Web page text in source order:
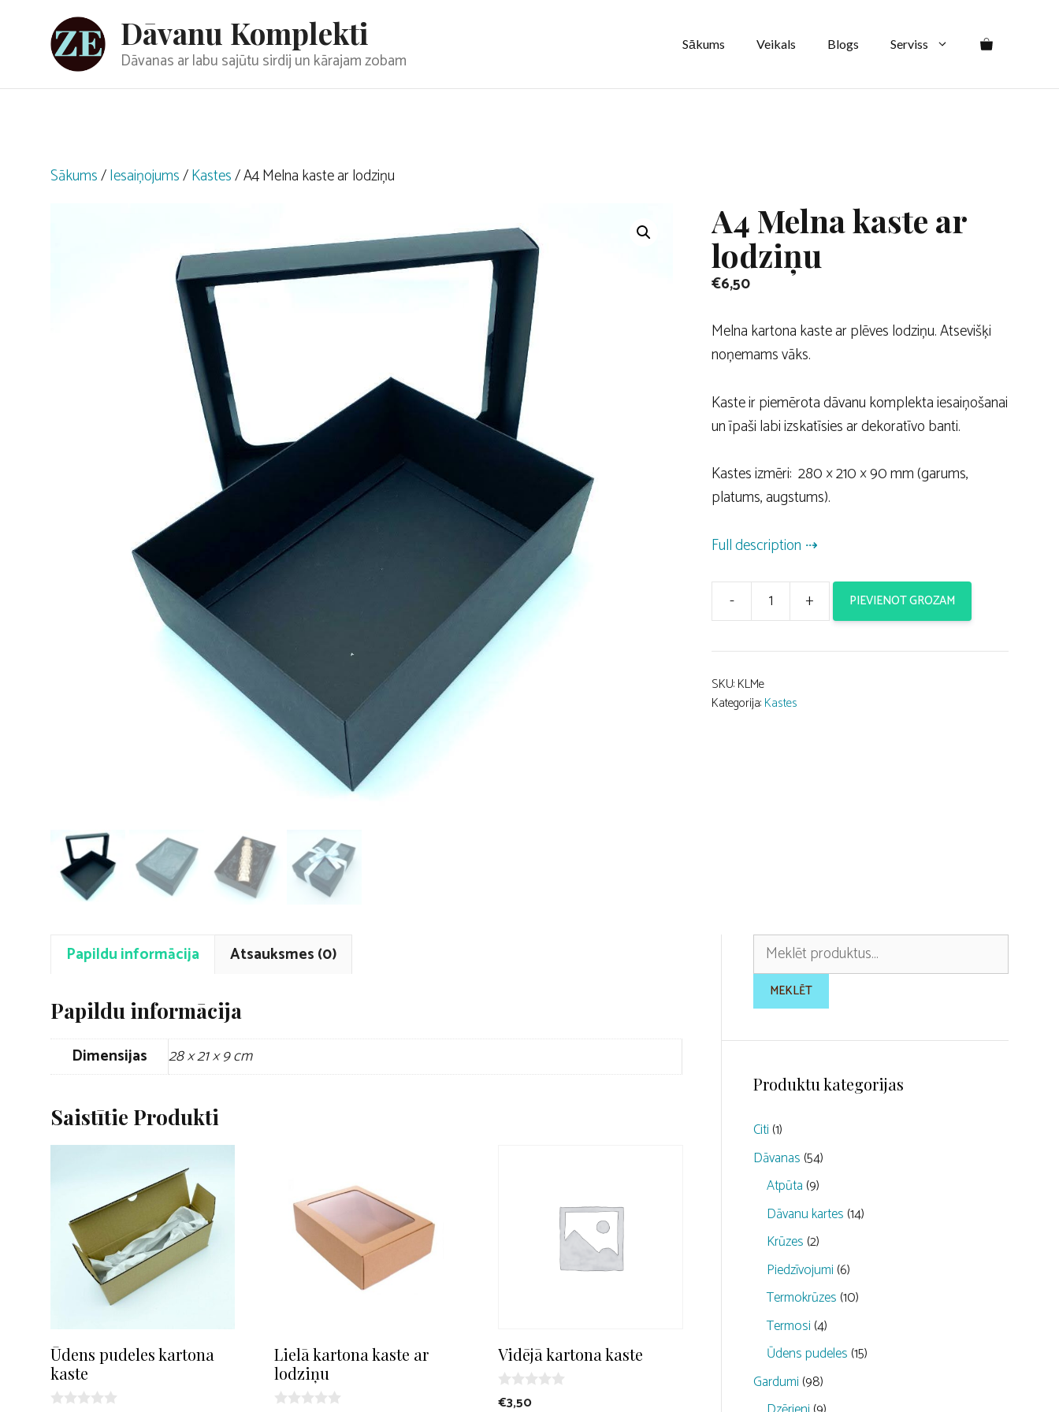
Dāvanu Komplekti
Dāvanas ar labu sajūtu sirdij un kārajam zobam
Sākums Veikals Blogs Serviss
Sākums/Iesaiņojums/Kastes/ A4 Melna kaste ar lodziņu
A4 Melna kaste ar
lodziņu
€6,50
Melna kartona kaste ar plēves lodziņu. Atsevišķi
noņemams vāks.
Kaste ir piemērota dāvanu komplekta iesaiņošanai
un īpaši labi izskatīsies ar dekoratīvo banti.
Kastes izmēri: 280 × 210 × 90 mm (garums,
platums, augstums).
Full description
-
kaste
ar
lodziņu
+ PIEVIENOT GROZAM
SKU: KLMe
Kategorija: Kastes
Papildu informācija Atsauksmes (0)
Papildu informācija
Dimensijas 28 × 21 × 9 cm
Meklēt:
MEKLĒT
Produktu kategorijas
Citi (1)
Dāvanas (54)
Atpūta (9)
Dāvanu kartes (14)
Krūzes (2)
Piedzīvojumi (6)
Termokrūzes (10)
Termosi (4)
Ūdens pudeles (15)
Gardumi (98)
Saistītie Produkti
Ūdens pudeles kartona
kaste
Lielā kartona kaste ar
lodziņu
Vidējā kartona kaste
0
€3,50
ar